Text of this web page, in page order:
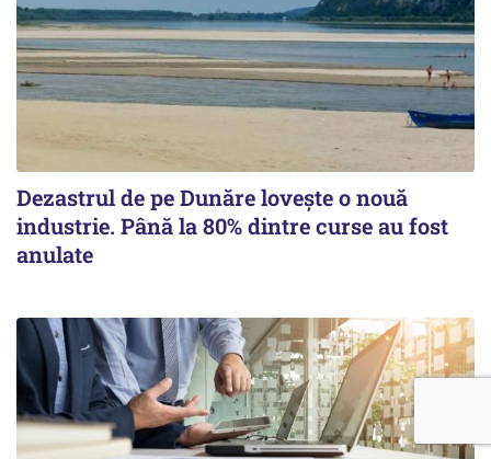
Dezastrul de pe Dunăre lovește o nouă
industrie. Până la 80% dintre curse au fost
anulate